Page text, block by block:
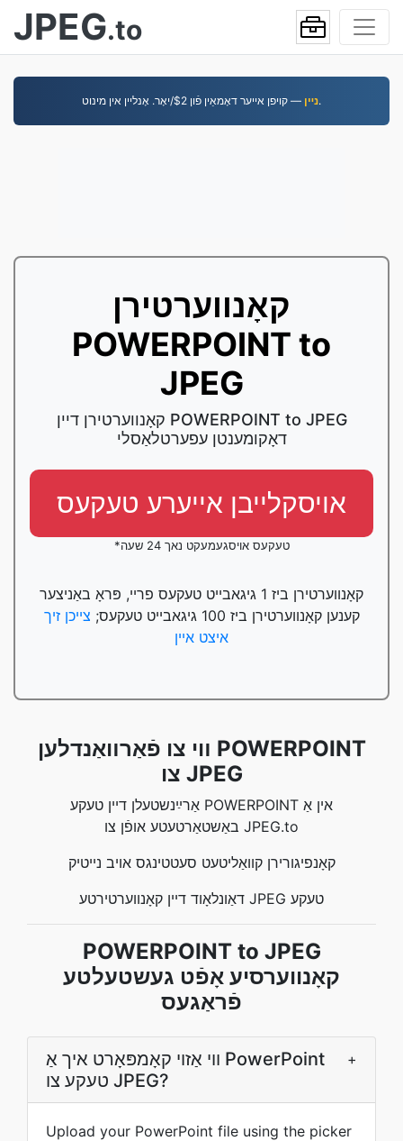
JPEG.to
נײן— קויפן אייער דאָמאַין פֿון $2/יאָר. אָנליין אין מינוט.
קאָנווערטירן
POWERPOINT to
JPEG
קאָנווערטירן דיין POWERPOINT to JPEG
דאָקומענטן עפערטלאַסלי
אויסקלייבן אייערע טעקעס
*טעקעס אויסגעמעקט נאך 24 שעה
קאָנווערטירן ביז 1 גיגאבייט טעקעס פריי, פּראָ באַניצער
קענען קאָנווערטירן ביז 100 גיגאבייט טעקעס;
צייכן זיך
איצט איין
װי צו פֿאַרװאַנדלען POWERPOINT
צו JPEG
אַרײַנשטעלן דיין טעקע POWERPOINT אין אַ
באַשטאַרטעטע אופֿן צו JPEG.to
קאָנפיגורירן קוואַליטעט סעטטינגס אויב נייטיק
דאַונלאָוד דיין קאָנווערטירטע JPEG טעקע
POWERPOINT to JPEG
קאָנווערסיע אָפֿט געשטעלטע
פֿראַגעס
ווי אַזוי קאָמפּאָרט איך אַ PowerPoint
טעקע צו JPEG?
+
Upload your PowerPoint file using the picker